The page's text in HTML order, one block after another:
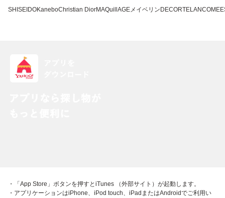
SHISEIDOKaneboChristian DiorMAQuillAGEメイベリン DECORTELANCOME
・「App Store」ボタンを押すとiTunes （外部サイト）が起動します。
・アプリケーションはiPhone、iPod touch、iPadまたはAndroidでご利用い